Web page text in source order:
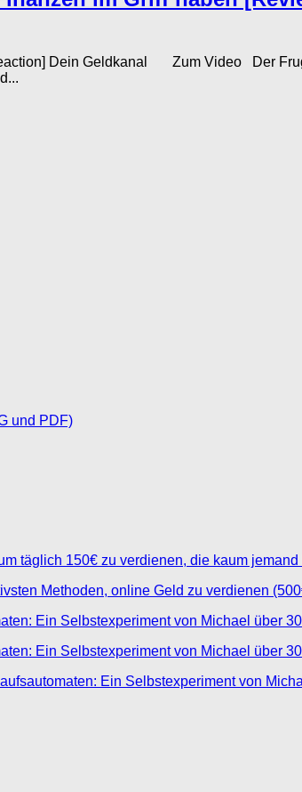
Dein Geldkanal Zum Video Der
und PDF)
täglich 150€ zu verdienen, die kaum
Methoden, online Geld zu verdienen
Ein Selbstexperiment von Michael über
Ein Selbstexperiment von Michael über
Ein Selbstexperiment von